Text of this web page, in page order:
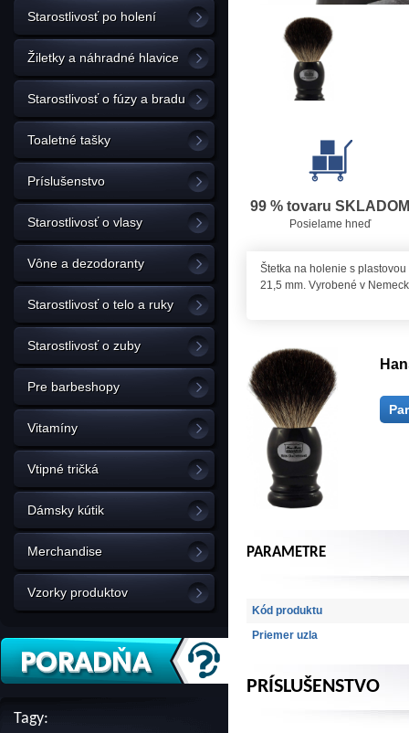
Starostlivosť po holení
Žiletky a náhradné hlavice
Starostlivosť o fúzy a bradu
Toaletné tašky
Príslušenstvo
Starostlivosť o vlasy
Vône a dezodoranty
Starostlivosť o telo a ruky
Starostlivosť o zuby
Pre barbeshopy
Vitamíny
Vtipné tričká
Dámsky kútik
Merchandise
Vzorky produktov
Tagy:
99 % tovaru SKLADOM
Posielame hneď
Štetka na holenie s
21,5 mm. Vyrobené v
PARAMETRE
Kód produktu
Priemer uzla
PRÍSLUŠENSTVO